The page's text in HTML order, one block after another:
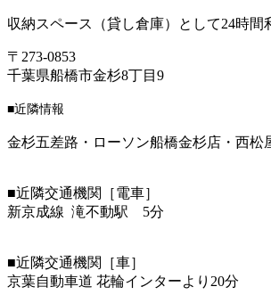
収納スペース（貸し倉庫）として24時
〒273-0853
千葉県船橋市金杉8丁目9
■近隣情報
金杉五差路・ローソン船橋金杉店・西松
■近隣交通機関［電車］
新京成線 滝不動駅 5分
■近隣交通機関［車］
京葉自動車道 花輪インターより20分